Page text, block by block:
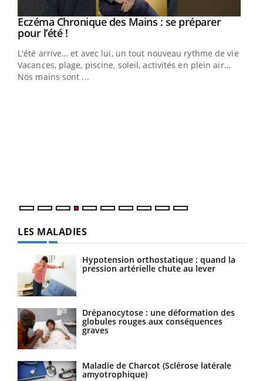
Youtube
Eczéma Chronique des Mains : se préparer
pour l’été !Youtube
L'été arrive… et avec lui, un tout nouveau rythme de vie !
Vacances, plage, piscine, soleil, activités en plein air…
Nos mains sont ...
LES MALADIES
Hypotension orthostatique : quand la
pression artérielle chute au lever
Drépanocytose : une déformation des
globules rouges aux conséquences
graves
Maladie de Charcot (Sclérose latérale
amyotrophique)